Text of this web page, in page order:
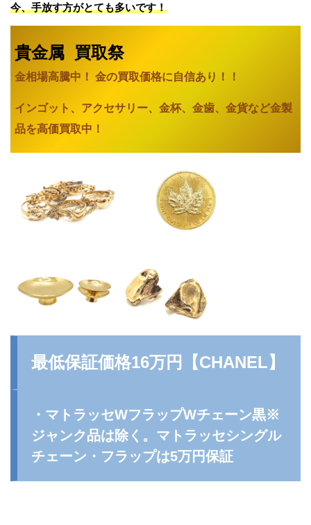
今、手放す方がとても多いです！
貴金属 買取祭
金相場高騰中！ 金の買取価格に自信あり ！！
インゴット、アクセサリー、金杯、金歯、金貨など金製
品を高価買取中！
最低保証価格16万円【CHANEL】
・マトラッセWフラップWチェーン黒※
ジャンク品は除く。マトラッセシングル
チェーン・フラップは5万円保証